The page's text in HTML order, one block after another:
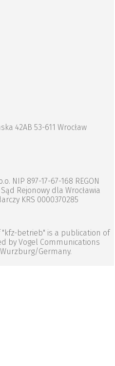
42AB 53-611 Wrocław
NIP 897-17-67-168 REGON
Rejonowy dla Wrocławia
KRS 0000370285
"kfz-betrieb" is a publication of
by Vogel Communications
Wurzburg/Germany.